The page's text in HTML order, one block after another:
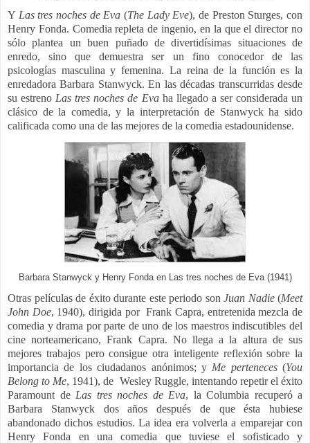
Y Las tres noches de Eva (The Lady Eve), de Preston Sturges, con
Henry Fonda. Comedia repleta de ingenio, en la que el directorno
sólo plantea un buen puñado de divertidísimas situaciones de
enredo, sino que demuestra ser un fino conocedor de las
psicologías masculina y femenina. La reina de la función es la
enredadora Barbara Stanwyck. En las décadas transcurridas desde
su estreno Las tres noches de Eva ha llegado a ser considerada un
clásico de la comedia, y la interpretación de Stanwyck ha sido
calificada como una de las mejores de la comedia estadounidense.
Barbara Stanwyck y Henry Fonda en Las tres noches de Eva (1941)
Otras películas de éxito durante este periodo son Juan Nadie(Meet
John Doe, 1940), dirigida por Frank Capra, entretenida mezcla de
comedia y drama por parte de uno de los maestros indiscutibles del
cine norteamericano, Frank Capra. No llega a la altura de sus
mejores trabajos pero consigue otra inteligente reflexión sobre la
importancia de los ciudadanos anónimos; y Me perteneces(You
Belong to Me, 1941), de Wesley Ruggle, intentando repetir el éxito
Paramount deLas tres noches de Eva, la Columbia recuperó a
Barbara Stanwyck dos años después de que ésta hubiese
abandonado dichos estudios. La idea era volverla a emparejar con
Henry Fonda en una comedia que tuviese el sofisticado y